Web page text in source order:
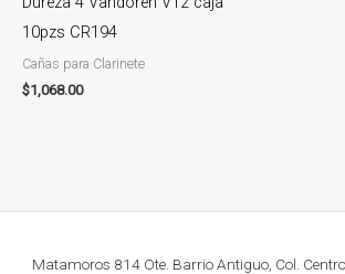
10pzs CR194
Cañas para Clarinete
$1,068.00
Matamoros 814 Ote. Barrio Antiguo, Col.